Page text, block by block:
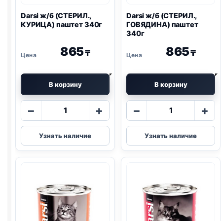
Darsi ж/б (СТЕРИЛ.,
КУРИЦА) паштет 340г
865₸
В корзину
−
Количество
Darsi
ж/
б
паштет
340г
+
Узнать наличие
Darsi ж/б (СТЕРИЛ.,
ГОВЯДИНА) паштет
340г
865₸
В корзину
−
Количество
Darsi
ж/
б
паштет
340г
+
Узнать наличие